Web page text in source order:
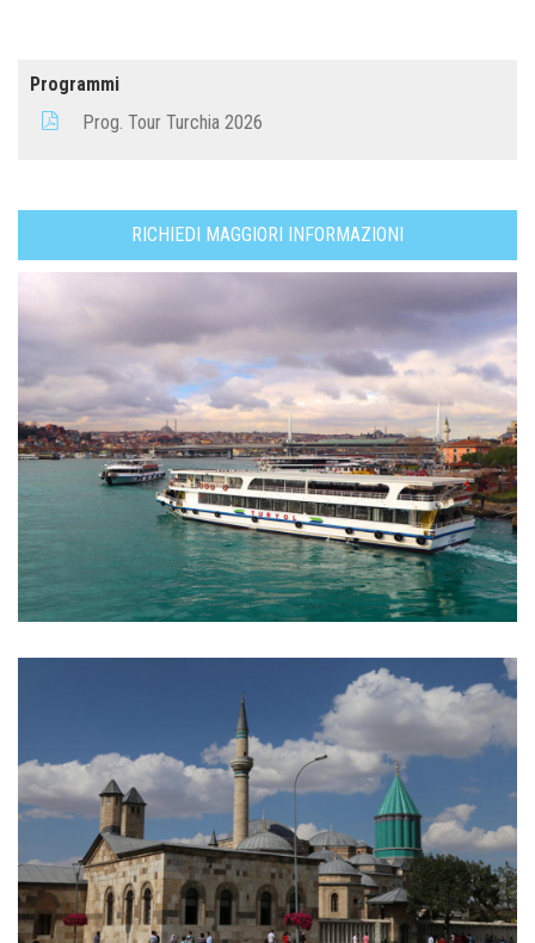
Programmi
Prog. Tour Turchia 2026
RICHIEDI MAGGIORI INFORMAZIONI